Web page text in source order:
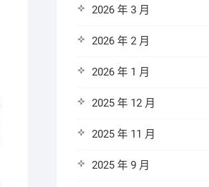
2026 年 3 月
2026 年 2 月
2026 年 1 月
2025 年 12 月
2025 年 11 月
2025 年 9 月